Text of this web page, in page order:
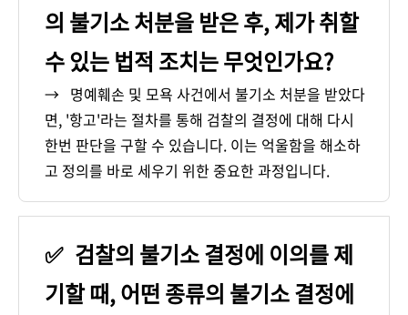
의 불기소 처분을 받은 후, 제가 취할
수 있는 법적 조치는 무엇인가요?
→ 명예훼손 및 모욕 사건에서 불기소 처분을 받았다
면, '항고'라는 절차를 통해 검찰의 결정에 대해 다시
한번 판단을 구할 수 있습니다. 이는 억울함을 해소하
고 정의를 바로 세우기 위한 중요한 과정입니다.
✅ 검찰의 불기소 결정에 이의를 제
기할 때, 어떤 종류의 불기소 결정에